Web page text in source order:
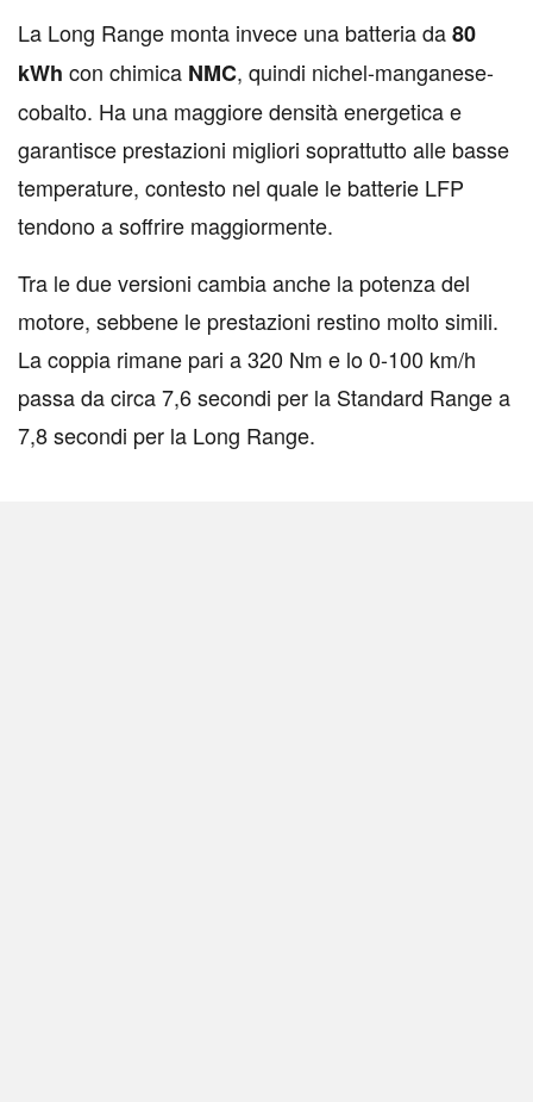
La Long Range monta invece una batteria da80
kWh con chimica NMC, quindi nichel-manganese-
cobalto. Ha una maggiore densità energetica e
garantisce prestazioni migliori soprattutto alle basse
temperature, contesto nel quale le batterie LFP
tendono a soffrire maggiormente.
Tra le due versioni cambia anche la potenza del
motore, sebbene le prestazioni restino molto simili.
La coppia rimane pari a 320 Nm e lo 0-100 km/h
passa da circa 7,6 secondi per la Standard Range a
7,8 secondi per la Long Range.